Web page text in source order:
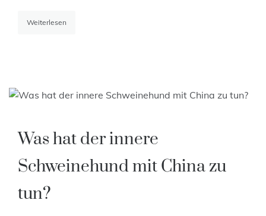
Weiterlesen
Was hat der innere
Schweinehund mit China zu
tun?